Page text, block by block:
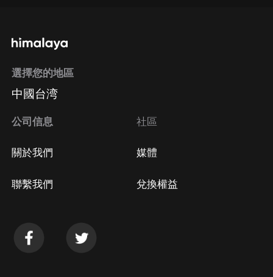
選擇您的地區
中國台湾
公司信息
關於我們
聯繫我們
社區
媒體
兌換權益